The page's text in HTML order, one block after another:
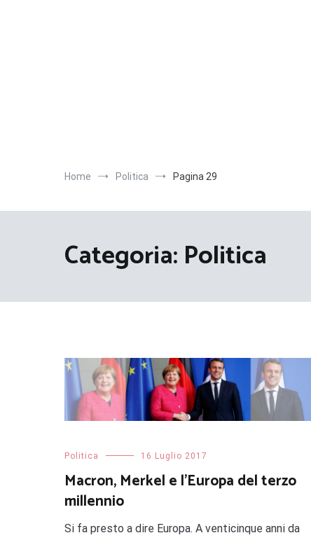
Home Politica Pagina 29
Categoria: Politica
Politica 16 Luglio 2017
Macron, Merkel e l’Europa del terzo
millennio
Si fa presto a dire Europa. A venticinque anni da